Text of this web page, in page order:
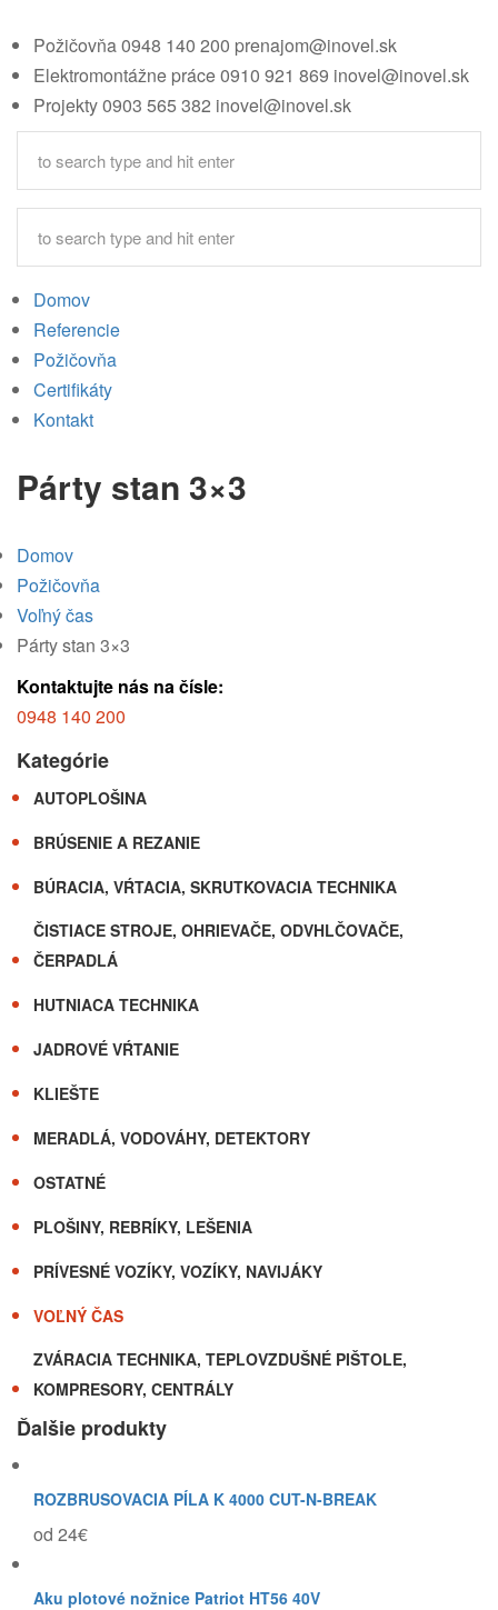
Požičovňa0948 140 200 prenajom@inovel.sk
Elektromontážne práce0910 921 869 inovel@inovel.sk
Projekty0903 565 382 inovel@inovel.sk
Domov
Referencie
Požičovňa
Certifikáty
Kontakt
Párty stan 3×3
Domov
Požičovňa
Voľný čas
Párty stan 3×3
Kontaktujte nás na čísle:
0948 140 200
Kategórie
AUTOPLOŠINA
BRÚSENIE A REZANIE
BÚRACIA, VŔTACIA, SKRUTKOVACIA TECHNIKA
ČISTIACE STROJE, OHRIEVAČE, ODVHLČOVAČE,
ČERPADLÁ
HUTNIACA TECHNIKA
JADROVÉ VŔTANIE
KLIEŠTE
MERADLÁ, VODOVÁHY, DETEKTORY
OSTATNÉ
PLOŠINY, REBRÍKY, LEŠENIA
PRÍVESNÉ VOZÍKY, VOZÍKY, NAVIJÁKY
VOĽNÝ ČAS
ZVÁRACIA TECHNIKA, TEPLOVZDUŠNÉ PIŠTOLE,
KOMPRESORY, CENTRÁLY
Ďalšie produkty
ROZBRUSOVACIA PÍLA K 4000 CUT-N-BREAK
od 24€
Aku plotové nožnice Patriot HT56 40V